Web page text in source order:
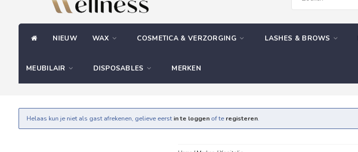
NIEUW WAX COSMETICA & VERZORGING LASHES & BROWS
MEUBILAIR DISPOSABLES MERKEN
Helaas kun je niet als gast afrekenen, gelieve eerst in te loggen of te registeren.